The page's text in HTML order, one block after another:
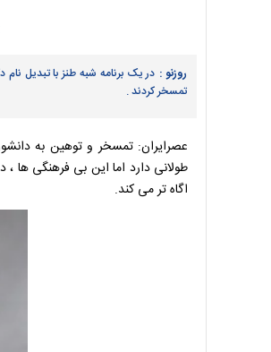
روزنو : در یک برنامه شبه طنز با تبدیل
تمسخر کردند .
عصرایران: تمسخر و توهین به
طولانی دارد اما این بی فرهنگی ها ،
اگاه تر می کند.